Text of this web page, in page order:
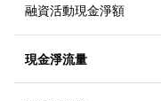
融資活動現金淨額
現金淨流量